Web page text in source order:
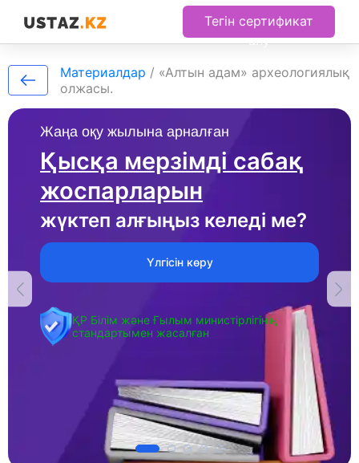
Тегін сертификат
алу
Жаңа оқу жылына арналған
Қысқа мерзімді сабақ
жоспарларын
жүктеп алғыңыз келеді ме?
Үлгісін көру
ҚР Білім және Ғылым министірлігінің
стандартымен жасалған
Материалдар / «Алтын адам» археологиялық
олжасы.